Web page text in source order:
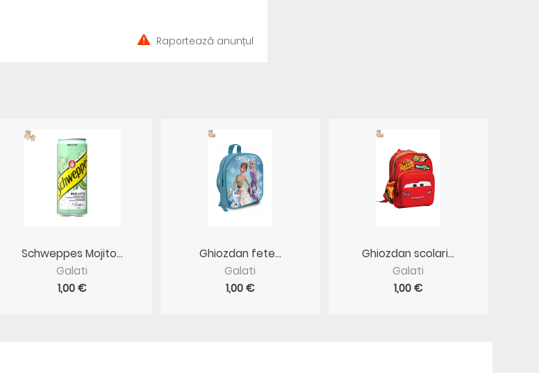
Raportează anunțul
Schweppes Mojito...
Galati
1,00 €
Ghiozdan fete...
Galati
1,00 €
Ghiozdan scolari...
Galati
1,00 €